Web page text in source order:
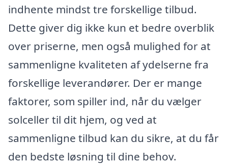
indhente mindst tre forskellige tilbud.
Dette giver dig ikke kun et bedre overblik
over priserne, men også mulighed for at
sammenligne kvaliteten af ydelserne fra
forskellige leverandører. Der er mange
faktorer, som spiller ind, når du vælger
solceller til dit hjem, og ved at
sammenligne tilbud kan du sikre, at du får
den bedste løsning til dine behov.